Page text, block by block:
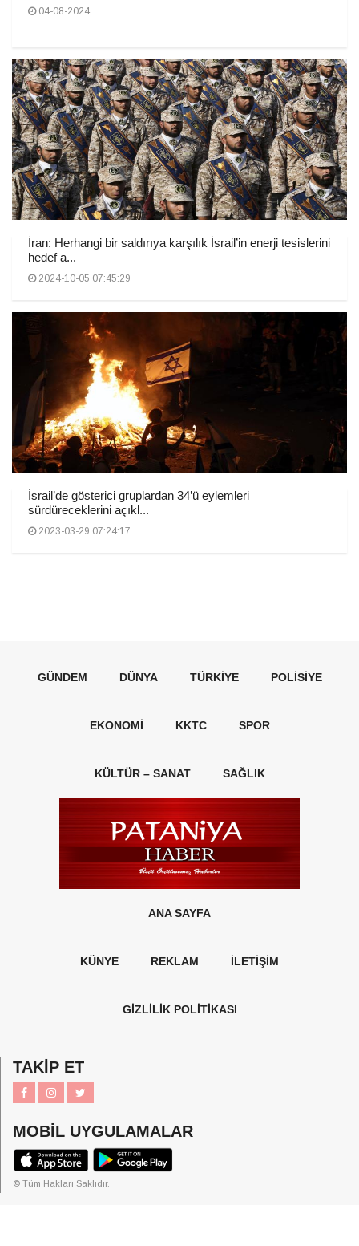
04-08-2024
İran: Herhangi bir saldırıya karşılık İsrail’in enerji tesislerini
hedef a...
2024-10-05 07:45:29
İsrail’de gösterici gruplardan 34’ü eylemleri
sürdüreceklerini açıkl...
2023-03-29 07:24:17
GÜNDEM DÜNYA TÜRKIYE POLISIYE
EKONOMI KKTC SPOR
KÜLTÜR – SANAT SAĞLIK
ANA SAYFA
KÜNYE REKLAM İLETİŞİM
GİZLİLİK POLİTİKASI
TAKİP ET
MOBİL UYGULAMALAR
© Tüm Hakları Saklıdır.